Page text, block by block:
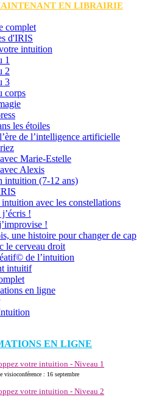
EN LIBRAIRIE
complet
d'IRIS
intuition
1
2
3
corps
les étoiles
de l’intelligence artificielle
Marie-Estelle
Alexis
intuition (7-12 ans)
avec les constellations
j’écris !
!
une histoire pour changer de cap
le cerveau droit
de l’intuition
intuitif
en ligne
EN LIGNE
votre intuition - Niveau 1
visioconférence : 16 septembre
votre intuition - Niveau 2